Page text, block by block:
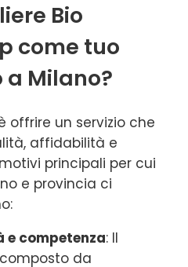
Bio
come tuo
Milano?
offrire un servizio che
affidabilità e
principali per cui
e provincia ci
e competenza: Il
da